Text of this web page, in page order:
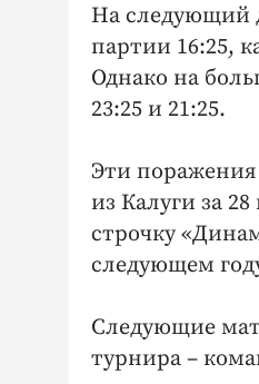
На следующий
партии 16:25,
Однако на
23:25 и 21:25.
Эти
из Калуги за
строчку
следующем
Следующие
турнира –